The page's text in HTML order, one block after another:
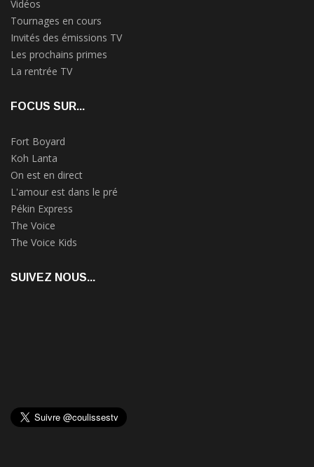
Vidéos
Tournages en cours
Invités des émissions TV
Les prochains primes
La rentrée TV
FOCUS SUR...
Fort Boyard
Koh Lanta
On est en direct
L'amour est dans le pré
Pékin Express
The Voice
The Voice Kids
SUIVEZ NOUS...